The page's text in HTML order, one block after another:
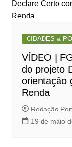
CIDADES &
VÍDEO |
do projeto
orientação
Renda
Redação
19 de maio